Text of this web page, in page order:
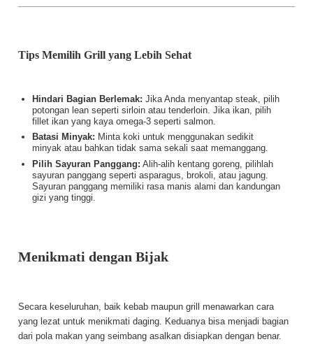
Tips Memilih Grill yang Lebih Sehat
Hindari Bagian Berlemak: Jika Anda menyantap steak, pilih
potongan lean seperti sirloin atau tenderloin. Jika ikan, pilih
fillet ikan yang kaya omega-3 seperti salmon.
Batasi Minyak: Minta koki untuk menggunakan sedikit
minyak atau bahkan tidak sama sekali saat memanggang.
Pilih Sayuran Panggang: Alih-alih kentang goreng, pilihlah
sayuran panggang seperti asparagus, brokoli, atau jagung.
Sayuran panggang memiliki rasa manis alami dan kandungan
gizi yang tinggi.
Menikmati dengan Bijak
Secara keseluruhan, baik kebab maupun grill menawarkan cara
yang lezat untuk menikmati daging. Keduanya bisa menjadi bagian
dari pola makan yang seimbang asalkan disiapkan dengan benar.